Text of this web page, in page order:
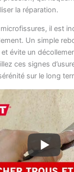
la réparation.
il est
Un simple
évite un
ces signes
sur le long